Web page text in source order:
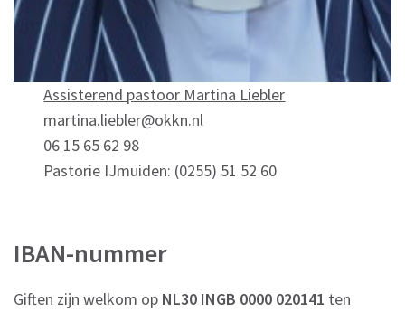
Assisterend pastoor Martina Liebler
martina.liebler@okkn.nl
06 15 65 62 98
Pastorie IJmuiden: (0255) 51 52 60
IBAN-nummer
Giften zijn welkom op NL30 INGB 0000 020141 ten